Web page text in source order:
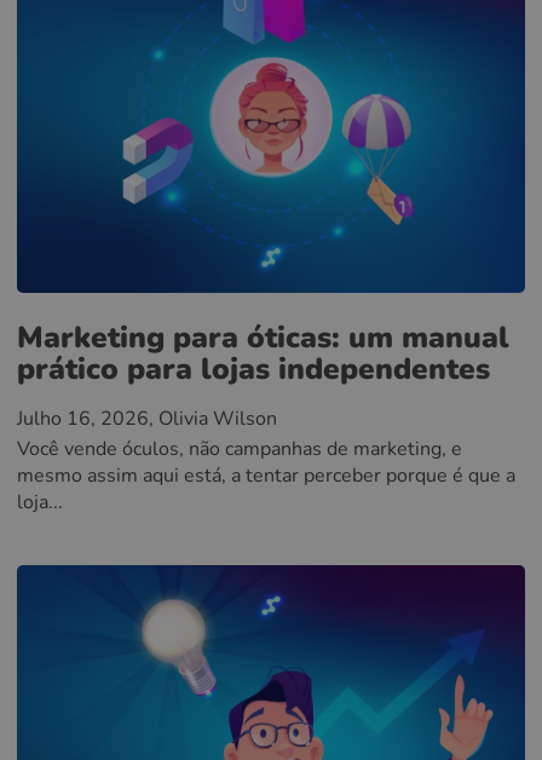
Marketing para óticas: um manual
prático para lojas independentes
Julho 16, 2026, Olivia Wilson
Você vende óculos, não campanhas de marketing, e
mesmo assim aqui está, a tentar perceber porque é que a
loja...